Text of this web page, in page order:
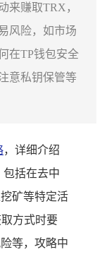
来赚取TRX，
风险，如市场
在TP钱包安全
意私钥保管等
，详细介绍
包括在去中
矿等特定活
方式时要
等，攻略中